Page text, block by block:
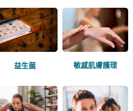
益生菌 敏感肌膚護理